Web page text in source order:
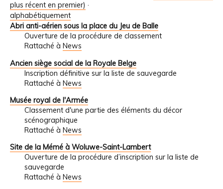
plus récent en premier) ·
alphabétiquement
Abri anti-aérien sous la place du Jeu de Balle
Ouverture de la procédure de classement
Rattaché à News
Ancien siège social de la Royale Belge
Inscription définitive sur la liste de sauvegarde
Rattaché à News
Musée royal de l'Armée
Classement d'une partie des éléments du décor
scénographique
Rattaché à News
Site de la Mémé à Woluwe-Saint-Lambert
Ouverture de la procédure d’inscription sur la liste de
sauvegarde
Rattaché à News